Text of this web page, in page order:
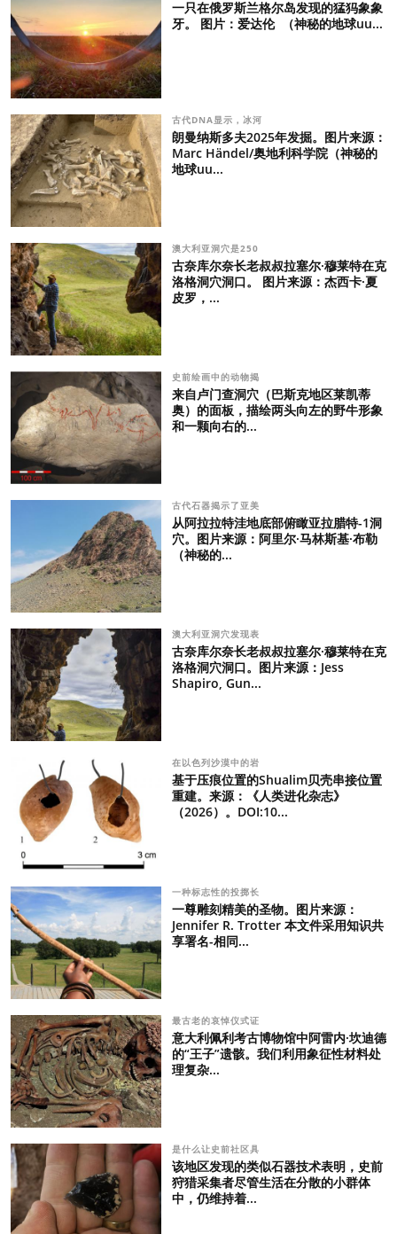
一只在俄罗斯兰格尔岛发现的猛犸象象
牙。 图片：爱达伦 （神秘的地球uu...
古代DNA显示，冰河
朗曼纳斯多夫2025年发掘。图片来源：
Marc Händel/奥地利科学院（神秘的
地球uu...
澳大利亚洞穴是250
古奈库尔奈长老叔叔拉塞尔·穆莱特在克
洛格洞穴洞口。 图片来源：杰西卡·夏
皮罗，...
史前绘画中的动物揭
来自卢门查洞穴（巴斯克地区莱凯蒂
奥）的面板，描绘两头向左的野牛形象
和一颗向右的...
古代石器揭示了亚美
从阿拉拉特洼地底部俯瞰亚拉腊特-1洞
穴。图片来源：阿里尔·马林斯基·布勒
（神秘的...
澳大利亚洞穴发现表
古奈库尔奈长老叔叔拉塞尔·穆莱特在克
洛格洞穴洞口。图片来源：Jess
Shapiro, Gun...
在以色列沙漠中的岩
基于压痕位置的Shualim贝壳串接位置
重建。来源：《人类进化杂志》
（2026）。DOI:10...
一种标志性的投掷长
一尊雕刻精美的圣物。图片来源：
Jennifer R. Trotter 本文件采用知识共
享署名-相同...
最古老的哀悼仪式证
意大利佩利考古博物馆中阿雷内·坎迪德
的“王子”遗骸。我们利用象征性材料处
理复杂...
是什么让史前社区具
该地区发现的类似石器技术表明，史前
狩猎采集者尽管生活在分散的小群体
中，仍维持着...